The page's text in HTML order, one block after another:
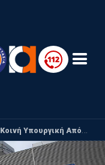
Κοινή Υπουργική Απόφαση για το Μεταβατικό Πλαίσιο Εναέριας Διάσωσης και Αεροδιακομιδών